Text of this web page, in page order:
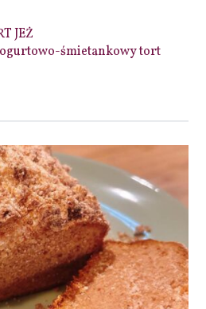
JEŻ
śmietankowy tort